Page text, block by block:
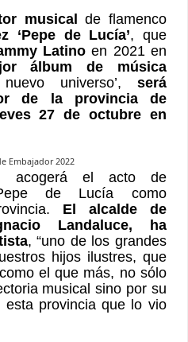
musical de flamenco
‘Pepe de Lucía’, que
Latino en 2021 en
álbum de música
universo’, será
de la provincia de
27 de octubre en
acogerá el acto de
de Lucía como
El alcalde de
Landaluce, ha
, “uno de los grandes
hijos ilustres, que
el que más, no sólo
musical sino por su
provincia que lo vio